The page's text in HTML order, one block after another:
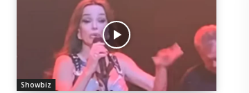
Showbiz